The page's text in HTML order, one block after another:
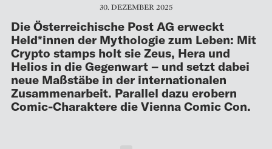
30. DEZEMBER 2025
Die Österreichische Post AG erweckt
Held*innen der Mythologie zum Leben: Mit
Crypto stamps holt sie Zeus, Hera und
Helios in die Gegenwart – und setzt dabei
neue Maßstäbe in der internationalen
Zusammenarbeit. Parallel dazu erobern
Comic-Charaktere die Vienna Comic Con.